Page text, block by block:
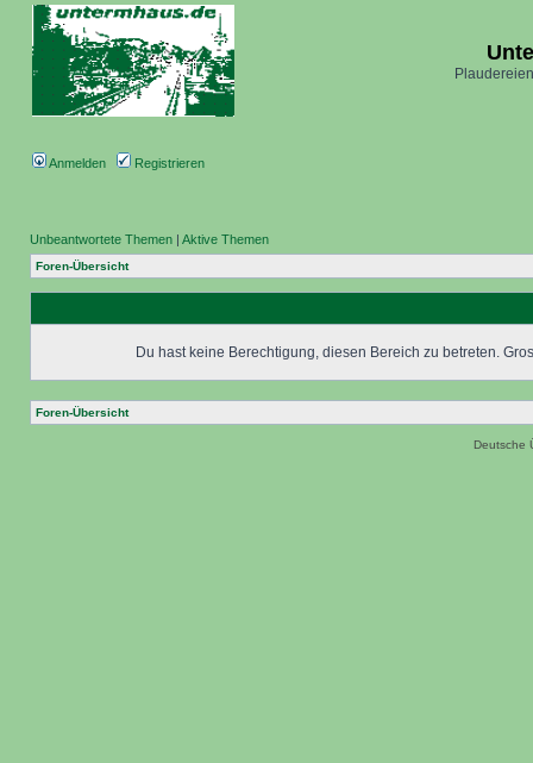
Anmelden Registrieren
Unbeantwortete Themen | Aktive Themen
Foren-Übersicht
Du hast keine Berechtigung, diesen Bereich zu betreten.
Foren-Übersicht
Deutsche